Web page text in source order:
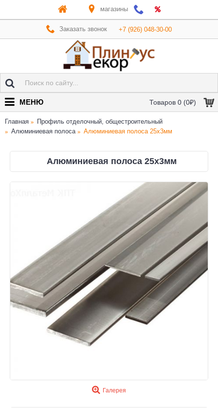
магазины
Заказать звонок +7 (926) 048-30-00
Товаров 0 (0₽)
МЕНЮ
Главная
Профиль отделочный, общестроительный
Алюминиевая полоса
Алюминиевая полоса 25х3мм
Алюминиевая полоса 25х3мм
Галерея